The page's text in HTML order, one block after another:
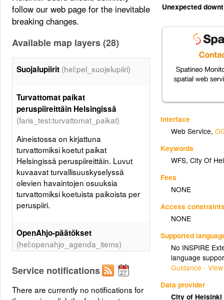
Unexpected
Interface
Web Service,
Keywords
WFS,City Of
Fees
NONE
Access
NONE
Supported
No INSPIRE
language
Guidance -
Data provider
City of
follow our web page for the inevitable
breaking changes.
Available map layers (28)
Suojalupiirit (hel:pel_suojelupiiri)
Turvattomat paikat
peruspiireittäin Helsingissä
(faris_test:turvattomat_paikat)
Aineistossa on kirjattuna
turvattomiksi koetut paikat
Helsingissä peruspiireittäin. Luvut
kuvaavat turvallisuuskyselyssä
olevien havaintojen osuuksia
turvattomiksi koetuista paikoista per
peruspiiri.
OpenAhjo-päätökset
(hel:openahjo_agenda_items)
louhi(hel:louhi)
Service notifications
There are currently no notifications for